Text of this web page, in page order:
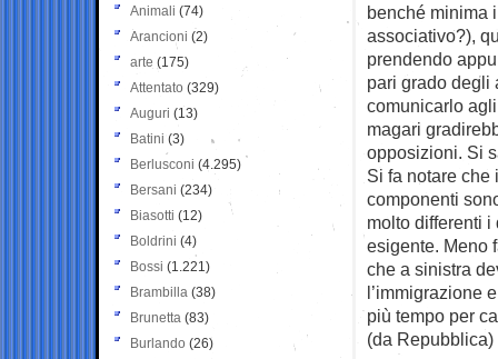
benché minima
associativo?),
prendendo
pari grado degli
comunicarlo
magari
opposizioni. Si
Si fa notare che
componenti
molto differenti
esigente. Meno
che a sinistra
l’immigrazione
più tempo per
(da Repubblica)
Animali (74)
Arancioni (2)
arte (175)
Attentato (329)
Auguri (13)
Batini (3)
Berlusconi (4.295)
Bersani (234)
Biasotti (12)
Boldrini (4)
Bossi (1.221)
Brambilla (38)
Brunetta (83)
Burlando (26)